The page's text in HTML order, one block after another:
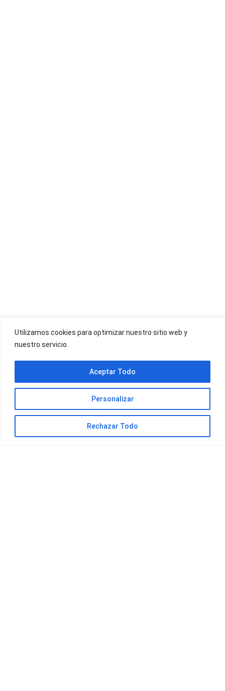
Utilizamos cookies para optimizar nuestro sitio web y
nuestro servicio.
Personalizar
Rechazar Todo
Aceptar Todo